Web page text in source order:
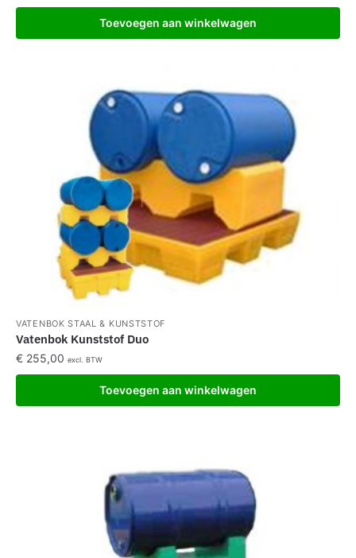
Toevoegen aan winkelwagen
VATENBOK STAAL & KUNSTSTOF
Vatenbok Kunststof Duo
€ 255,00 excl. BTW
Toevoegen aan winkelwagen